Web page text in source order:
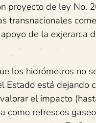
proyecto de ley No.
transnacionales
de la exjerarca
los hidrómetros no
Estado está dejando
el impacto
como refrescos